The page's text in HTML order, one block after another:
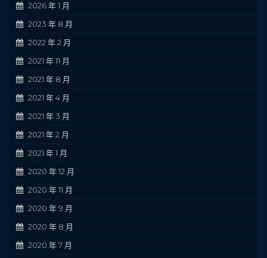
2026 年 1 月
2023 年 8 月
2022 年 2 月
2021 年 11 月
2021 年 8 月
2021 年 4 月
2021 年 3 月
2021 年 2 月
2021 年 1 月
2020 年 12 月
2020 年 11 月
2020 年 9 月
2020 年 8 月
2020 年 7 月